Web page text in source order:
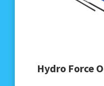
Hydro Force